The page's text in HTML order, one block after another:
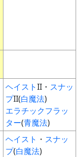
ヘイストII・ スナッ
プII(白魔法)
エラチックフラッ
ター(青魔法)
ヘイスト ・ スナッ
プ(白魔法)